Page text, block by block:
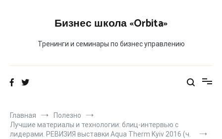
Бизнес школа «Orbita»
Тренинги и семинары по бизнес управлению
Главная
Полезно
Лучшие материалы и технологии: блиц-интервью с
лидерами. РЕВИЗИЯ выставки Aqua Therm Kyiv 2016 (ч.